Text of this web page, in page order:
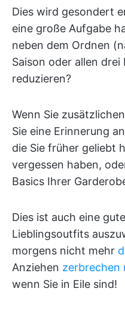
Dies wird gesondert
eine große Aufgabe
neben dem Ordnen
Saison oder allen
reduzieren?
Wenn Sie
Sie eine Erinnerung
die Sie früher geliebt
vergessen haben,
Basics Ihrer
Dies ist auch eine
Lieblingsoutfits
morgens nicht mehr
Anziehen zerbrechen
wenn Sie in Eile sind!